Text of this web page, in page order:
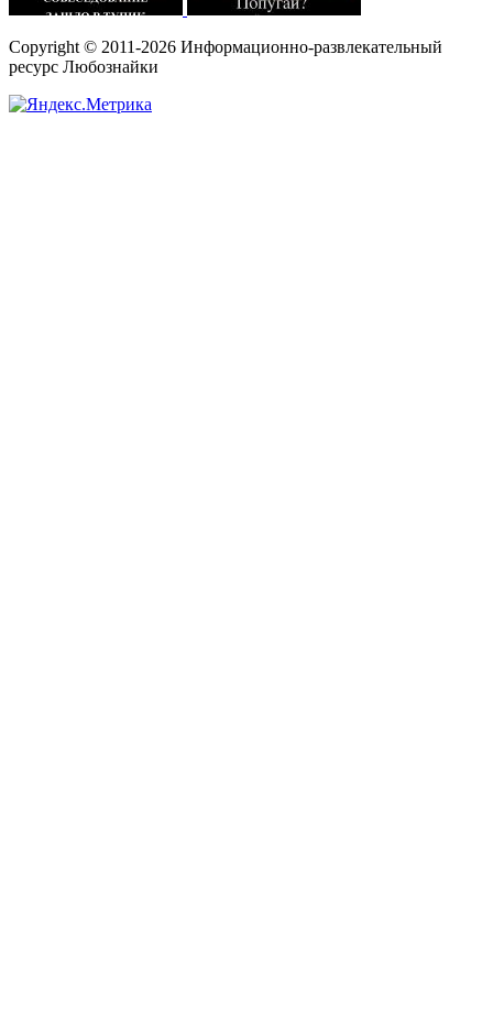
Copyright © 2011-2026 Информационно-развлекательный
ресурс Любознайки